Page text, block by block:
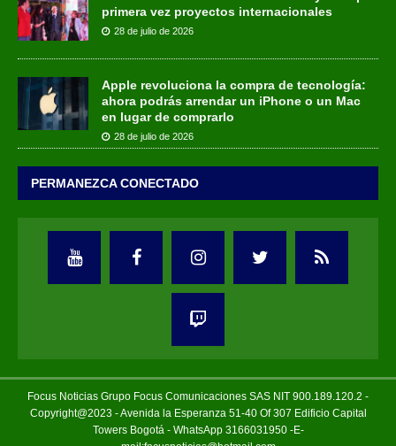
primera vez proyectos internacionales
28 de julio de 2026
Apple revoluciona la compra de tecnología:
ahora podrás arrendar un iPhone o un Mac
en lugar de comprarlo
28 de julio de 2026
PERMANEZCA CONECTADO
Focus Noticias Grupo Focus Comunicaciones SAS NIT 900.189.120.2 -
Copyright@2023 - Avenida la Esperanza 51-40 Of 307 Edificio Capital
Towers Bogotá - WhatsApp 3166031950 -E-